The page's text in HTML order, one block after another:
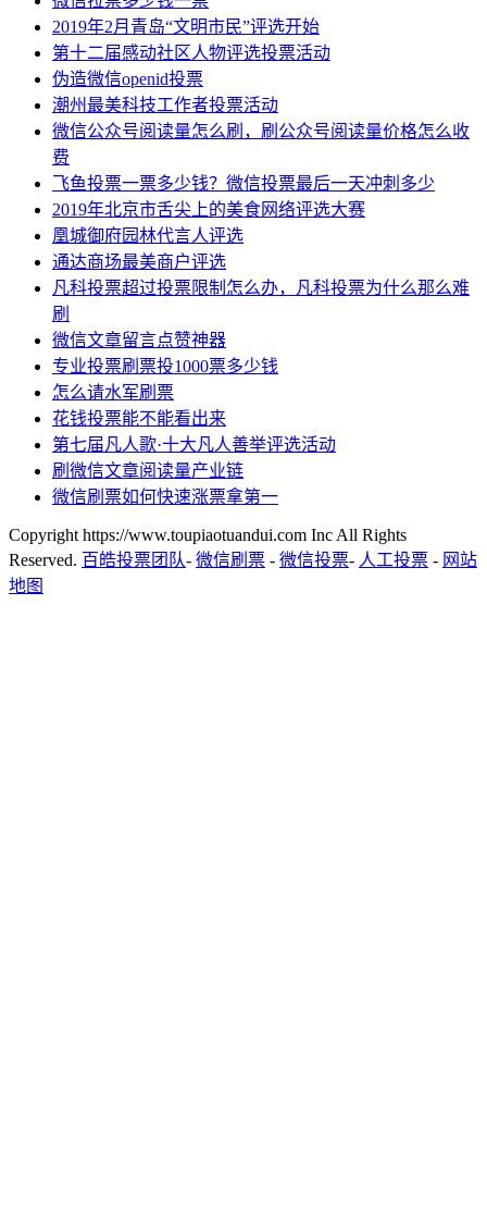
2019年2月青岛“文明市民”评选开始
第十二届感动社区人物评选投票活动
伪造微信openid投票
潮州最美科技工作者投票活动
微信公众号阅读量怎么刷，刷公众号阅读量价格怎么收
费
飞鱼投票一票多少钱？微信投票最后一天冲刺多少
2019年北京市舌尖上的美食网络评选大赛
凰城御府园林代言人评选
通达商场最美商户评选
凡科投票超过投票限制怎么办，凡科投票为什么那么难
刷
微信文章留言点赞神器
专业投票刷票投1000票多少钱
怎么请水军刷票
花钱投票能不能看出来
第七届凡人歌·十大凡人善举评选活动
刷微信文章阅读量产业链
微信刷票如何快速涨票拿第一
Copyright https://www.toupiaotuandui.com Inc All Rights
Reserved. 百皓投票团队- 微信刷票 - 微信投票- 人工投票 - 网站
地图